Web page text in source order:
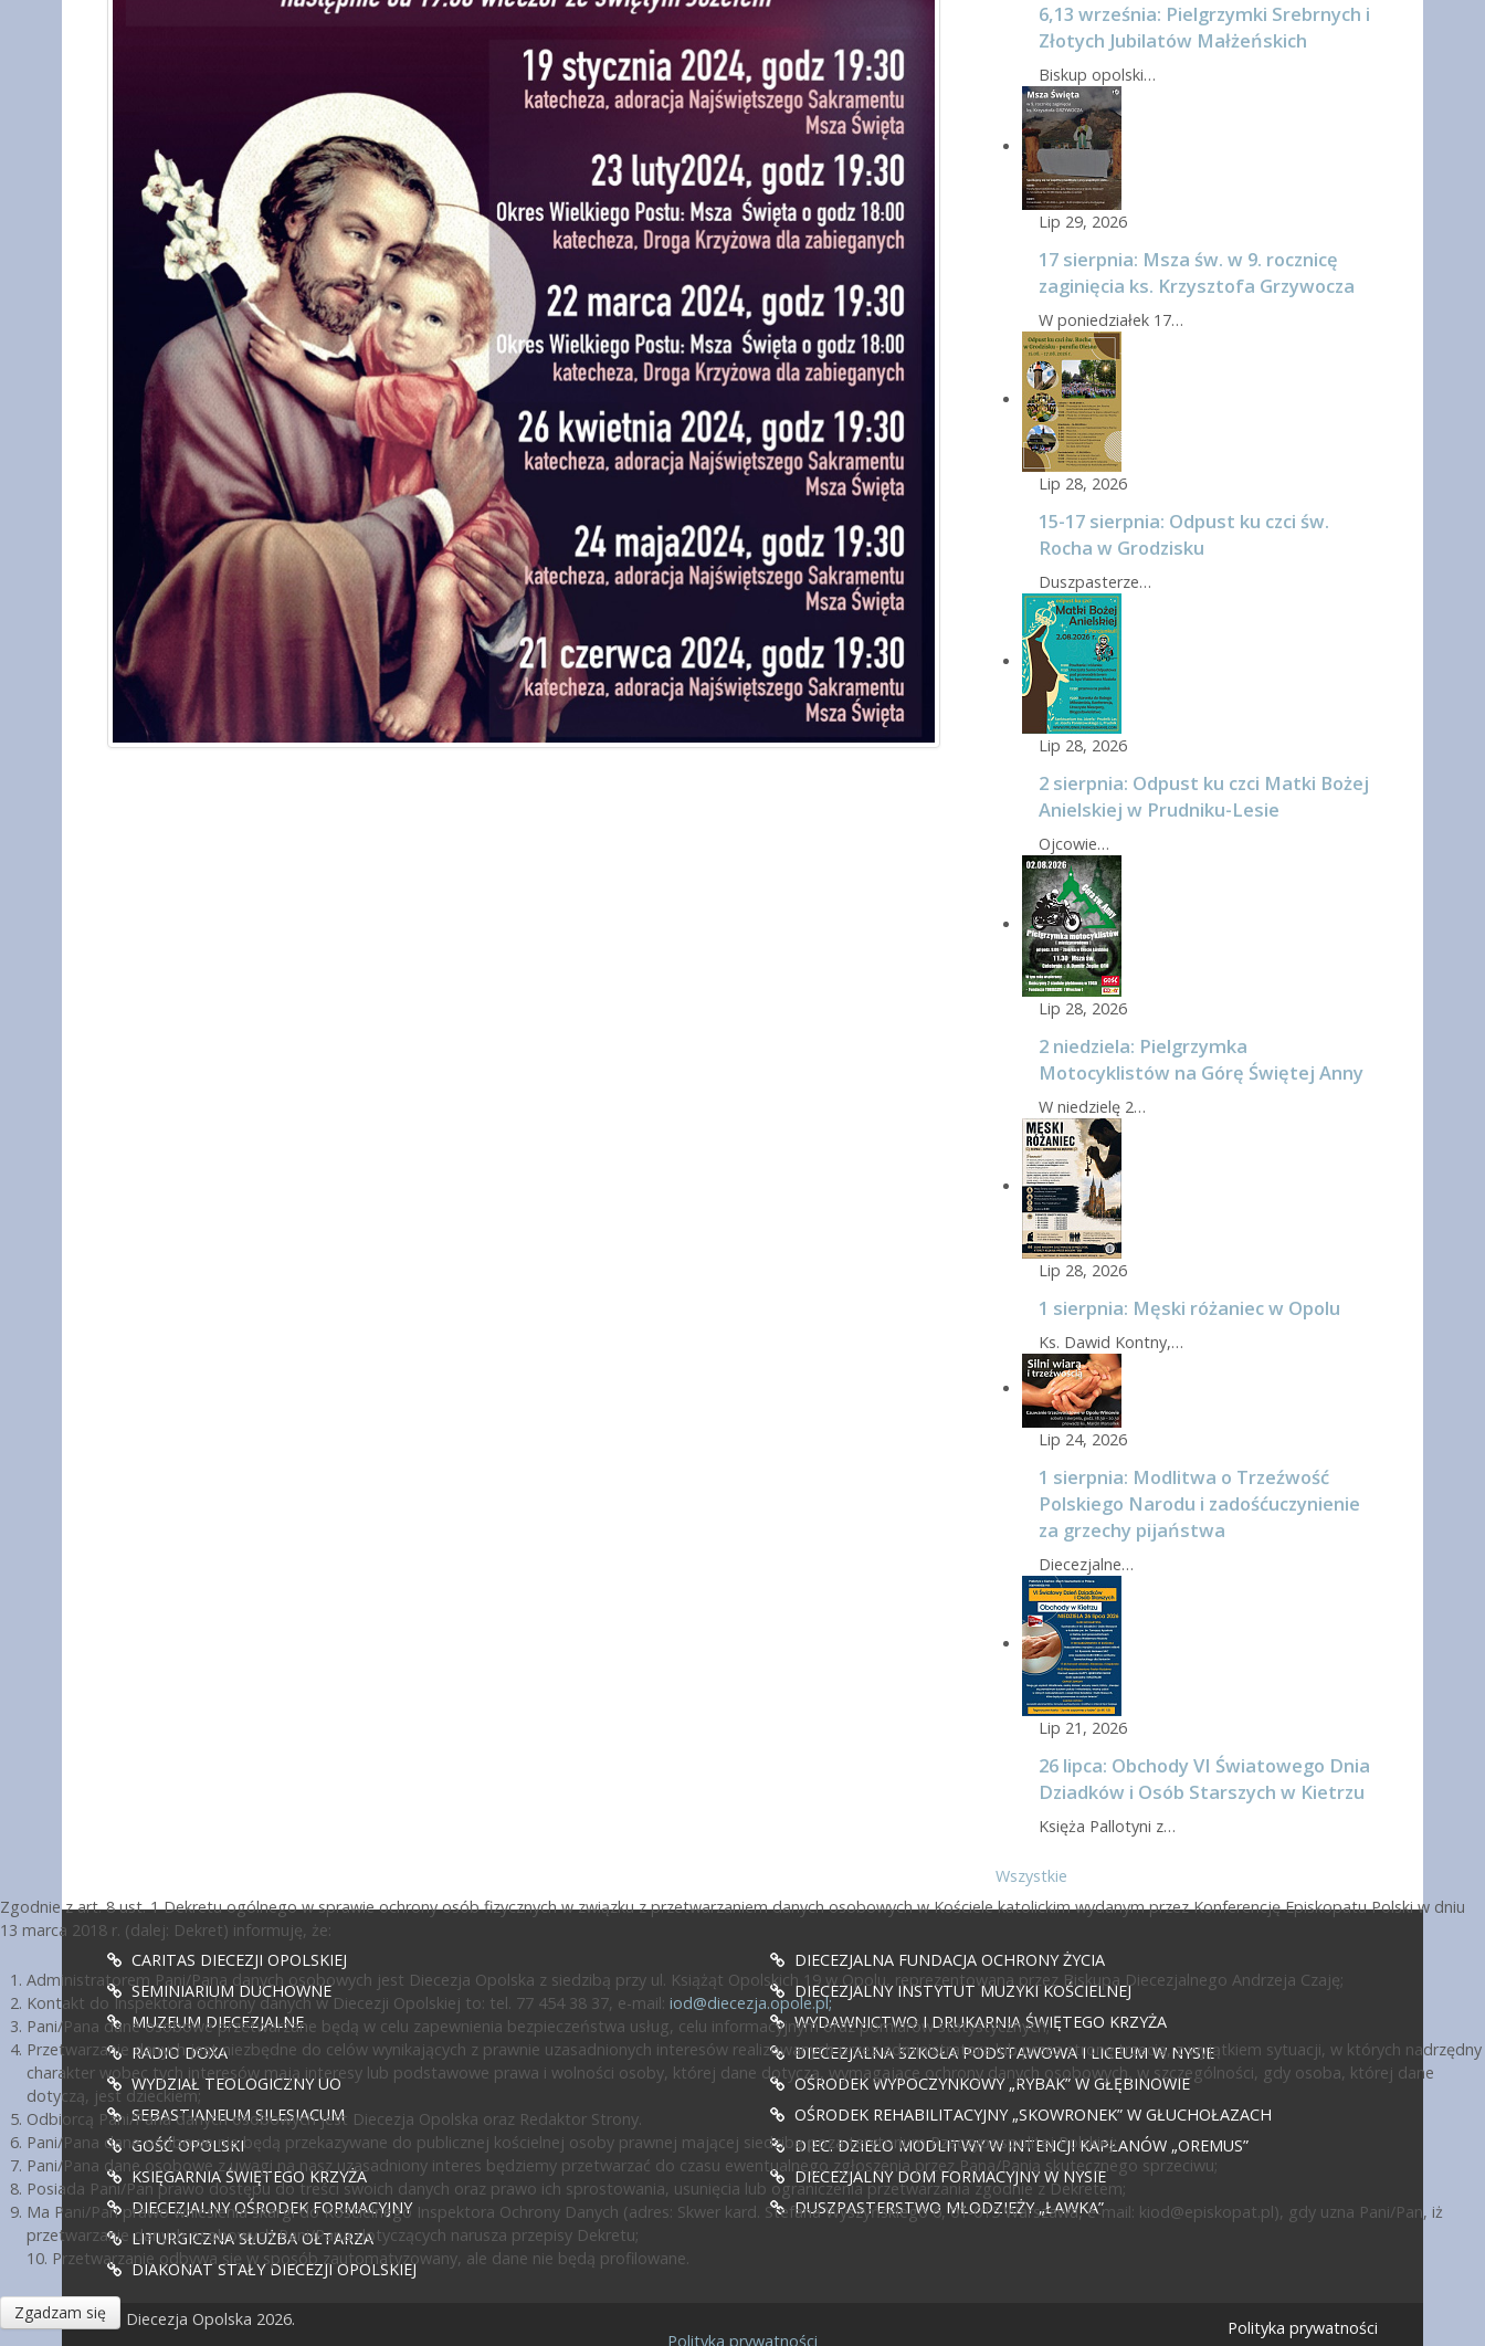
6,13 września: Pielgrzymki Srebrnych i
Złotych Jubilatów Małżeńskich
Biskup opolski…
Lip 29, 2026
17 sierpnia: Msza św. w 9. rocznicę
zaginięcia ks. Krzysztofa Grzywocza
W poniedziałek 17…
Lip 28, 2026
15-17 sierpnia: Odpust ku czci św.
Rocha w Grodzisku
Duszpasterze…
Lip 28, 2026
2 sierpnia: Odpust ku czci Matki Bożej
Anielskiej w Prudniku-Lesie
Ojcowie…
Lip 28, 2026
2 niedziela: Pielgrzymka
Motocyklistów na Górę Świętej Anny
W niedzielę 2…
Lip 28, 2026
1 sierpnia: Męski różaniec w Opolu
Ks. Dawid Kontny,…
Lip 24, 2026
1 sierpnia: Modlitwa o Trzeźwość
Polskiego Narodu i zadośćuczynienie
za grzechy pijaństwa
Diecezjalne…
Lip 21, 2026
26 lipca: Obchody VI Światowego Dnia
Dziadków i Osób Starszych w Kietrzu
Księża Pallotyni z…
Wszystkie
CARITAS DIECEZJI OPOLSKIEJ
SEMINIARIUM DUCHOWNE
MUZEUM DIECEZJALNE
RADIO DOXA
WYDZIAŁ TEOLOGICZNY UO
SEBASTIANEUM SILESIACUM
GOŚĆ OPOLSKI
KSIĘGARNIA ŚWIĘTEGO KRZYŻA
DIECEZJALNY OŚRODEK FORMACYJNY
LITURGICZNA SŁUŻBA OŁTARZA
DIAKONAT STAŁY DIECEZJI OPOLSKIEJ
DIECEZJALNA FUNDACJA OCHRONY ŻYCIA
DIECEZJALNY INSTYTUT MUZYKI KOŚCIELNEJ
WYDAWNICTWO I DRUKARNIA ŚWIĘTEGO KRZYŻA
DIECEZJALNA SZKOŁA PODSTAWOWA I LICEUM W NYSIE
OŚRODEK WYPOCZYNKOWY „RYBAK” W GŁĘBINOWIE
OŚRODEK REHABILITACYJNY „SKOWRONEK” W GŁUCHOŁAZACH
DIEC. DZIEŁO MODLITWY W INTENCJI KAPŁANÓW „OREMUS”
DIECEZJALNY DOM FORMACYJNY W NYSIE
DUSZPASTERSTWO MŁODZIEŻY „ŁAWKA”
© Diecezja Opolska 2026. Polityka prywatności
Zgodnie z art. 8 ust. 1 Dekretu ogólnego w sprawie ochrony osób fizycznych w związku z przetwarzaniem danych osobowych w Kościele katolickim wydanym przez Konferencję Episkopatu Polski w dniu
13 marca 2018 r. (dalej: Dekret) informuję, że:
Administratorem Pani/Pana danych osobowych jest Diecezja Opolska z siedzibą przy ul. Książąt Opolskich 19 w Opolu, reprezentowana przez Biskupa Diecezjalnego Andrzeja Czaję;
Kontakt do Inspektora ochrony danych w Diecezji Opolskiej to: tel. 77 454 38 37, e-mail: iod@diecezja.opole.pl;
Pani/Pana dane osobowe przetwarzane będą w celu zapewnienia bezpieczeństwa usług, celu informacyjnym oraz pomiarów statystycznych;
Przetwarzanie danych jest niezbędne do celów wynikających z prawnie uzasadnionych interesów realizowanych przez administratora lub przez stronę trzecią, z wyjątkiem sytuacji, w których nadrzędny
charakter wobec tych interesów mają interesy lub podstawowe prawa i wolności osoby, której dane dotyczą, wymagające ochrony danych osobowych, w szczególności, gdy osoba, której dane
dotyczą, jest dzieckiem;
Odbiorcą Pani/Pana danych osobowych jest Diecezja Opolska oraz Redaktor Strony.
Pani/Pana dane osobowe nie będą przekazywane do publicznej kościelnej osoby prawnej mającej siedzibę poza terytorium Rzeczypospolitej Polskiej;
Pani/Pana dane osobowe z uwagi na nasz uzasadniony interes będziemy przetwarzać do czasu ewentualnego zgłoszenia przez Pana/Panią skutecznego sprzeciwu;
Posiada Pani/Pan prawo dostępu do treści swoich danych oraz prawo ich sprostowania, usunięcia lub ograniczenia przetwarzania zgodnie z Dekretem;
Ma Pani/Pan prawo wniesienia skargi do Kościelnego Inspektora Ochrony Danych (adres: Skwer kard. Stefana Wyszyńskiego 6, 01-015 Warszawa, e-mail: kiod@episkopat.pl), gdy uzna Pani/Pan, iż
przetwarzanie danych osobowych Pani/Pana dotyczących narusza przepisy Dekretu;
10. Przetwarzanie odbywa się w sposób zautomatyzowany, ale dane nie będą profilowane.
Zgadzam się
Polityka prywatności